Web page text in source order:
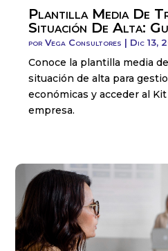
Plantilla Media De
Situación De Alta:
porVega Consultores | Dic 13,
Conoce la plantilla media
situación de alta para
económicas y acceder al
empresa.